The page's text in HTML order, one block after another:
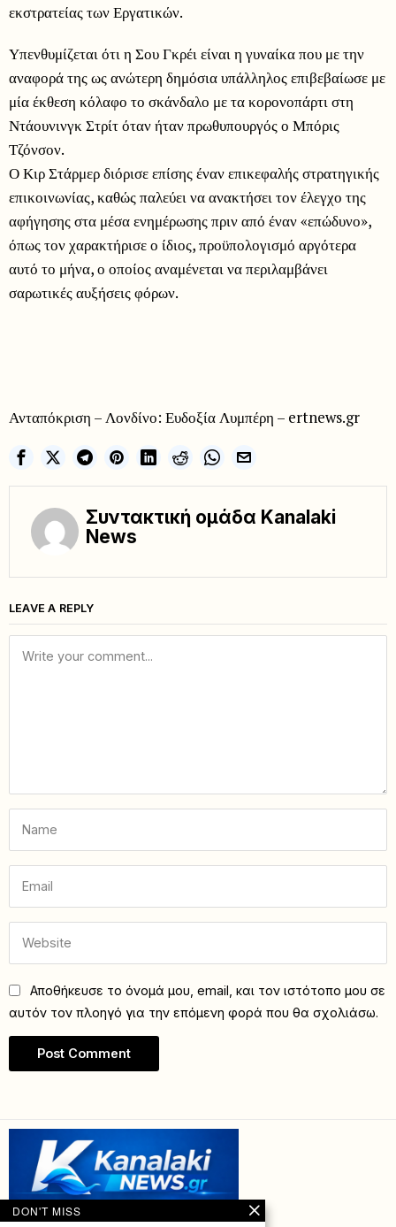
εκστρατείας των Εργατικών.
Υπενθυμίζεται ότι η Σου Γκρέι είναι η γυναίκα που με την
αναφορά της ως ανώτερη δημόσια υπάλληλος επιβεβαίωσε με
μία έκθεση κόλαφο το σκάνδαλο με τα κορονοπάρτι στη
Ντάουνινγκ Στρίτ όταν ήταν πρωθυπουργός ο Μπόρις
Τζόνσον.
Ο Κιρ Στάρμερ διόρισε επίσης έναν επικεφαλής στρατηγικής
επικοινωνίας, καθώς παλεύει να ανακτήσει τον έλεγχο της
αφήγησης στα μέσα ενημέρωσης πριν από έναν «επώδυνο»,
όπως τον χαρακτήρισε ο ίδιος, προϋπολογισμό αργότερα
αυτό το μήνα, ο οποίος αναμένεται να περιλαμβάνει
σαρωτικές αυξήσεις φόρων.
Ανταπόκριση – Λονδίνο: Ευδοξία Λυμπέρη – ertnews.gr
Συντακτική ομάδα Kanalaki
News
LEAVE A REPLY
Αποθήκευσε το όνομά μου, email, και τον ιστότοπο μου σε
αυτόν τον πλοηγό για την επόμενη φορά που θα σχολιάσω.
DON'T MISS